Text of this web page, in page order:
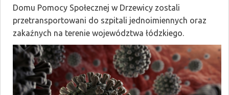
Domu Pomocy Społecznej w Drzewicy zostali
przetransportowani do szpitali jednoimiennych oraz
zakaźnych na terenie województwa łódzkiego.